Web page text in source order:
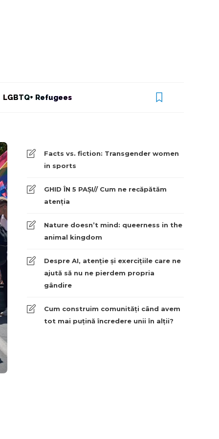
LGBTQ+ Refugees
Facts vs. fiction: Transgender women
in sports
GHID ÎN 5 PAȘI// Cum ne recăpătăm
atenția
Nature doesn’t mind: queerness in the
animal kingdom
Despre AI, atenție și exercițiile care ne
ajută să nu ne pierdem propria
gândire
Cum construim comunități când avem
tot mai puțină încredere unii în alții?